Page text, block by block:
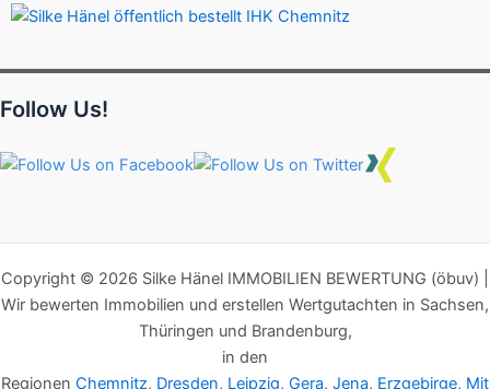
Follow Us!
Copyright © 2026 Silke Hänel IMMOBILIEN BEWERTUNG (öbuv) |
Wir bewerten Immobilien und erstellen Wertgutachten in Sachsen,
Thüringen und Brandenburg,
in den
Regionen Chemnitz, Dresden, Leipzig, Gera, Jena, Erzgebirge, Mit